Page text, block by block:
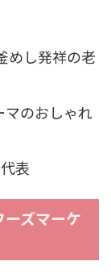
めし発祥の老
マのおしゃれ
表
ズマーケ